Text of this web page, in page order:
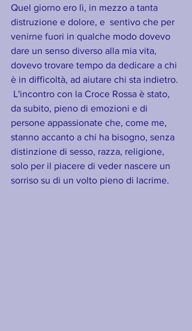
Quel giorno ero lì, in mezzo a tanta
distruzione e dolore, e  sentivo che per
venirne fuori in qualche modo dovevo
dare un senso diverso alla mia vita,
dovevo trovare tempo da dedicare a chi
è in difficoltà, ad aiutare chi sta indietro.
L'incontro con la Croce Rossa è stato,
da subito, pieno di emozioni e di
persone appassionate che, come me,
stanno accanto a chi ha bisogno, senza
distinzione di sesso, razza, religione,
solo per il piacere di veder nascere un
sorriso su di un volto pieno di lacrime.